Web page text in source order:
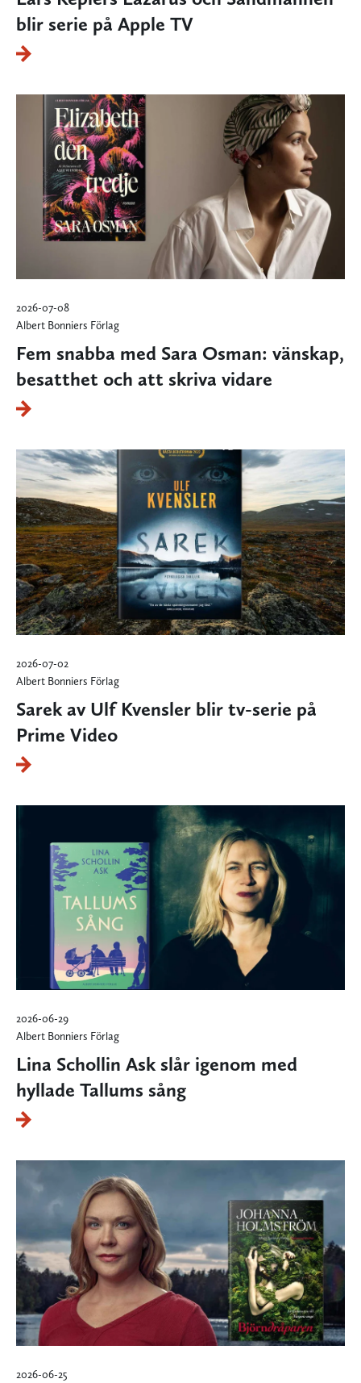
blir serie på Apple TV
2026-07-08
Albert Bonniers Förlag
Fem snabba med Sara Osman: vänskap,
besatthet och att skriva vidare
2026-07-02
Albert Bonniers Förlag
Sarek av Ulf Kvensler blir tv-serie på
Prime Video
2026-06-29
Albert Bonniers Förlag
Lina Schollin Ask slår igenom med
hyllade Tallums sång
2026-06-25